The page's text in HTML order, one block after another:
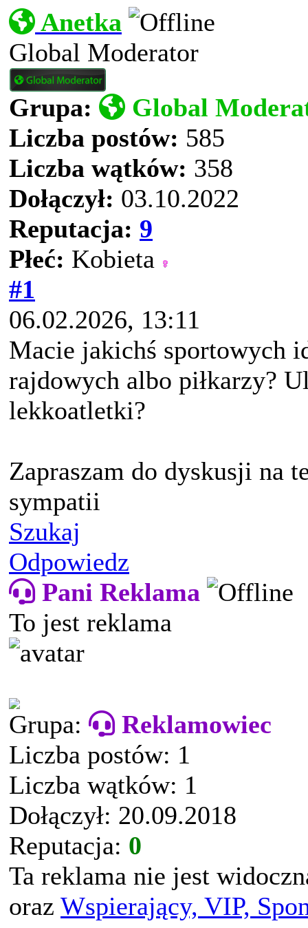
Anetka
Global Moderator
Grupa:
Global
Liczba postów: 585
Liczba wątków: 358
Dołączył: 03.10.2022
Reputacja: 9
Płeć: Kobieta
#1
06.02.2026, 13:11
Macie jakichś sportowych
rajdowych albo piłkarzy?
lekkoatletki?
Zapraszam do dyskusji na
sympatii
Szukaj
Odpowiedz
Pani Reklama
To jest reklama
Grupa:
Reklamowiec
Liczba postów: 1
Liczba wątków: 1
Dołączył: 20.09.2018
Reputacja: 0
Ta reklama nie jest
oraz Wspierający, VIP,